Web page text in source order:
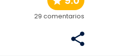
29 comentarios